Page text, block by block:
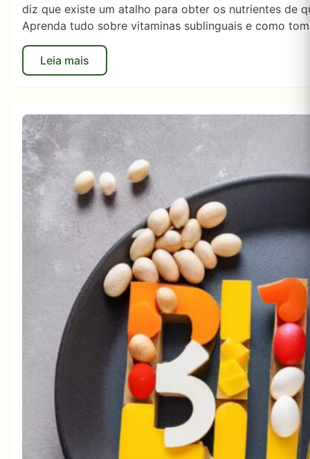
diz que existe um atalho para obter os nutrientes de
Aprenda tudo sobre vitaminas sublinguais e como
Leia mais